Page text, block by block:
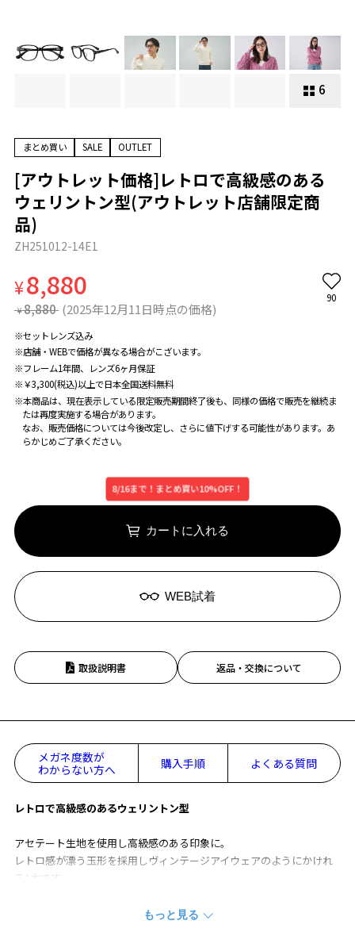
6
まとめ買い SALE OUTLET
[アウトレット価格]レトロで高級感のある
ウェリントン型(アウトレット店舗限定商
品)
ZH251012-14E1
¥8,880
¥ 8,880 (2025年12月11日時点の価格)
90
※セットレンズ込み
※店舗・WEBで価格が異なる場合がこざいます。
※フレーム1年間、レンズ6ヶ月保証
※￥3,300(税込)以上で日本全国送料無料
※本商品は、現在表示している限定販売期間終了後も、同様の価格で販売を継続ま
たは再度実施する場合があります。
なお、販売価格については今後改定し、さらに値下げする可能性があります。あ
らかじめご了承ください。
8/16まで！まとめ買い10%OFF！
カートに入れる
WEB試着
取扱説明書 返品・交換について
メガネ度数が
わからない方へ
購入手順 よくある質問
レトロで高級感のあるウェリントン型
アセテート生地を使用し高級感のある印象に。
レトロ感が漂う玉形を採用しヴィンテージアイウェアのようにかけれ
る1本です。